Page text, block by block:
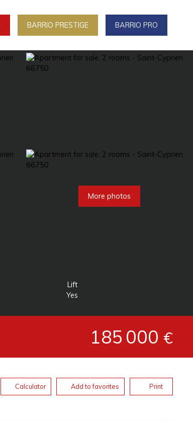
BARRIO PRESTIGE BARRIO PRO
More photos
Lift
Yes
185 000 €
Calculator Add to favorites Print